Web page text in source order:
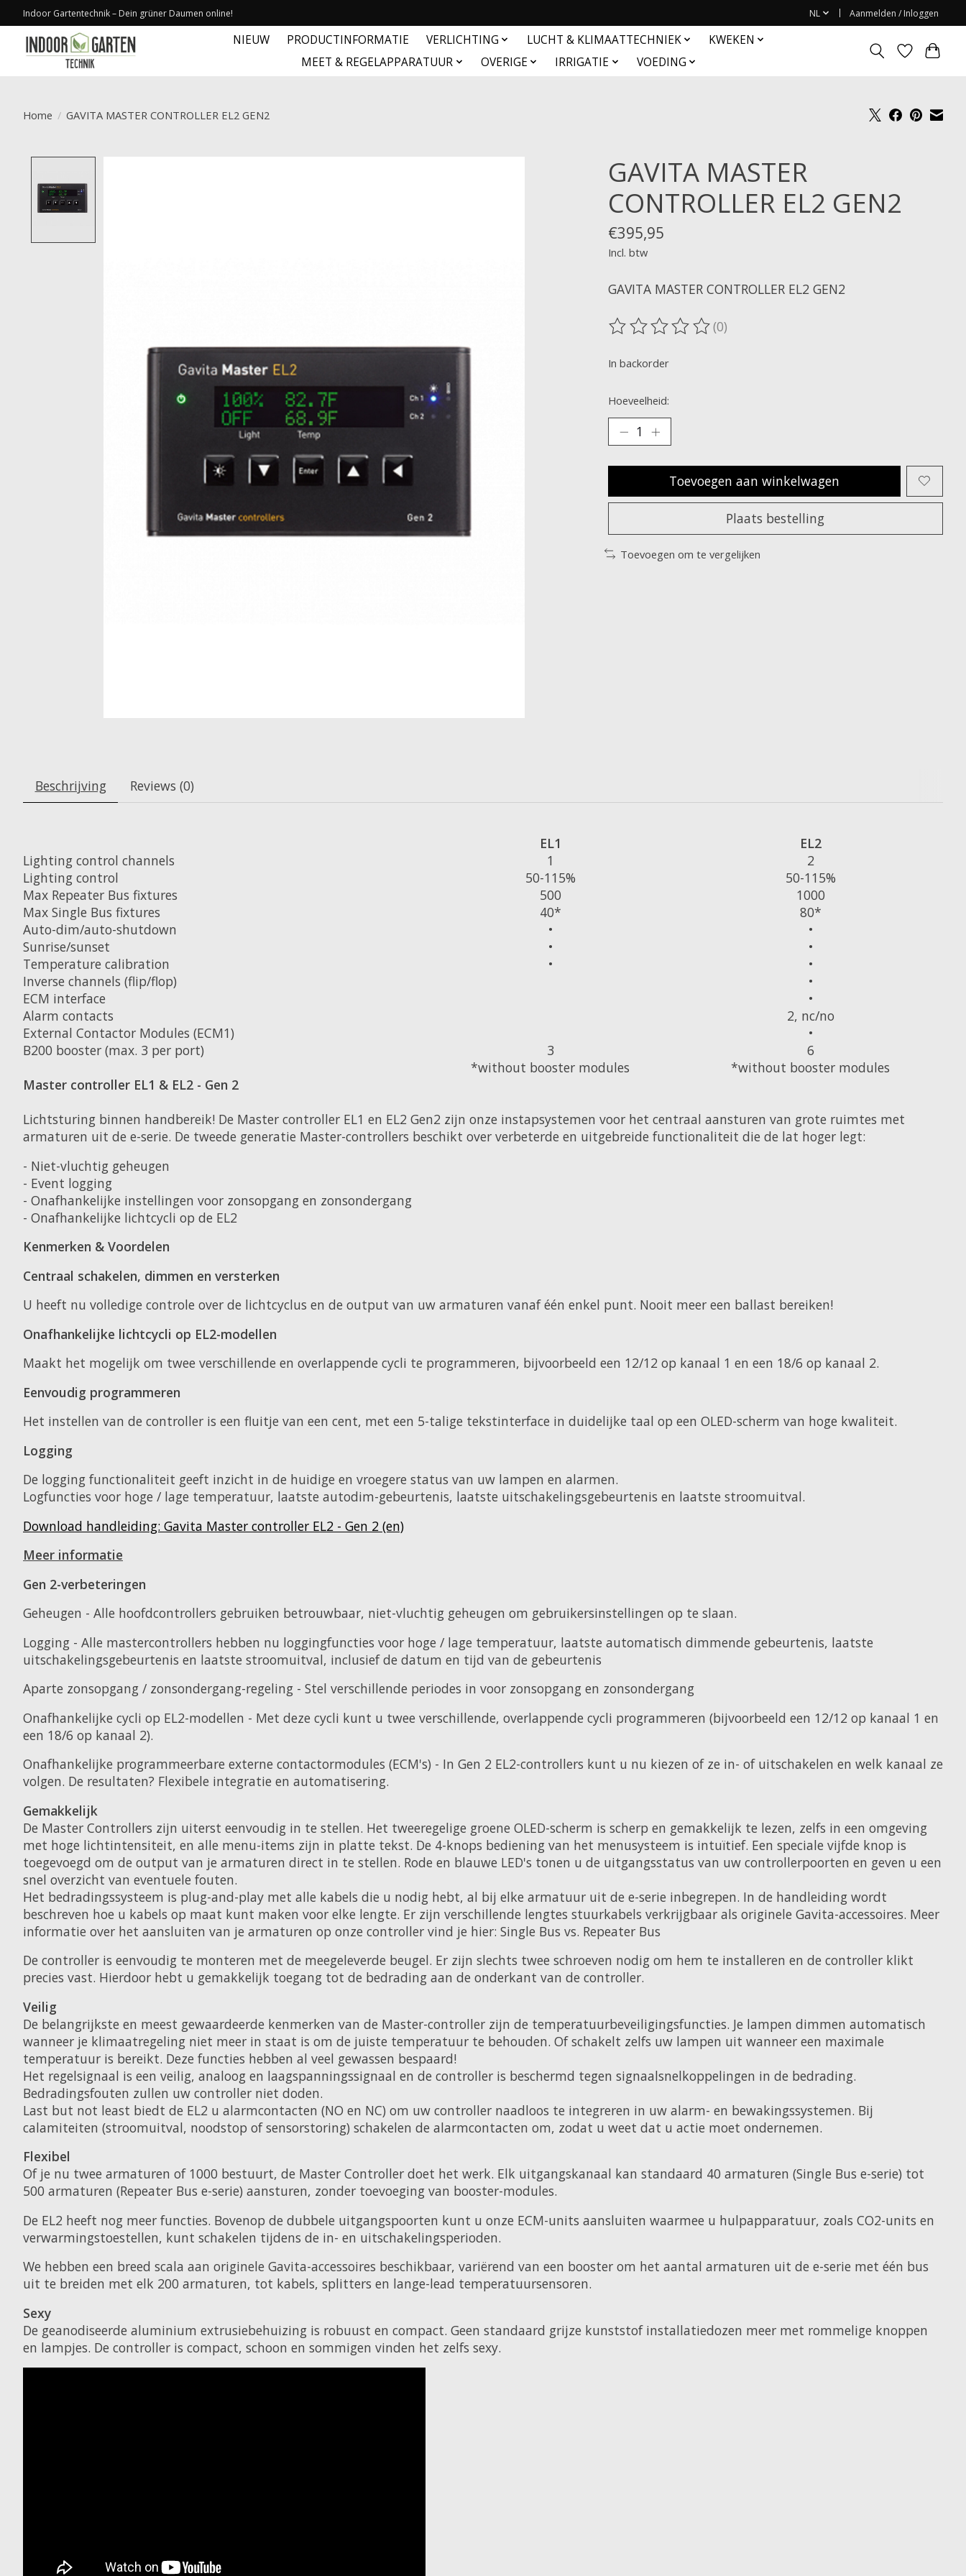
Indoor Gartentechnik – Dein grüner Daumen online! NL Aanmelden / Inloggen
NIEUW PRODUCTINFORMATIE VERLICHTING LUCHT & KLIMAATTECHNIEK
KWEKEN
MEET & REGELAPPARATUUR
OVERIGE IRRIGATIE VOEDING
Home / GAVITA MASTER CONTROLLER EL2 GEN2
GAVITA MASTER
CONTROLLER EL2 GEN2
€395,95
Incl. btw
GAVITA MASTER CONTROLLER EL2 GEN2
De beoordeling van dit product is
(0)
In backorder
Hoeveelheid:
Toevoegen aan winkelwagen
Plaats bestelling
Toevoegen om te vergelijken
Beschrijving Reviews (0)
EL1
EL2
Lighting control channels
1
2
Lighting control
50-115%
50-115%
Max Repeater Bus fixtures
500
1000
Max Single Bus fixtures
40*
80*
Auto-dim/auto-shutdown
•
•
Sunrise/sunset
•
•
Temperature calibration
•
•
Inverse channels (flip/flop)
•
ECM interface
•
Alarm contacts
2, nc/no
External Contactor Modules (ECM1)
•
B200 booster (max. 3 per port)
3
6
*without booster modules
*without booster modules
Master controller EL1 & EL2 - Gen 2
Lichtsturing binnen handbereik! De Master controller EL1 en EL2 Gen2 zijn onze instapsystemen voor het centraal aansturen van grote ruimtes met
armaturen uit de e-serie. De tweede generatie Master-controllers beschikt over verbeterde en uitgebreide functionaliteit die de lat hoger legt:
- Niet-vluchtig geheugen
- Event logging
- Onafhankelijke instellingen voor zonsopgang en zonsondergang
- Onafhankelijke lichtcycli op de EL2
Kenmerken & Voordelen
Centraal schakelen, dimmen en versterken
U heeft nu volledige controle over de lichtcyclus en de output van uw armaturen vanaf één enkel punt. Nooit meer een ballast bereiken!
Onafhankelijke lichtcycli op EL2-modellen
Maakt het mogelijk om twee verschillende en overlappende cycli te programmeren, bijvoorbeeld een 12/12 op kanaal 1 en een 18/6 op kanaal 2.
Eenvoudig programmeren
Het instellen van de controller is een fluitje van een cent, met een 5-talige tekstinterface in duidelijke taal op een OLED-scherm van hoge kwaliteit.
Logging
De logging functionaliteit geeft inzicht in de huidige en vroegere status van uw lampen en alarmen.
Logfuncties voor hoge / lage temperatuur, laatste autodim-gebeurtenis, laatste uitschakelingsgebeurtenis en laatste stroomuitval.
Download handleiding: Gavita Master controller EL2 - Gen 2 (en)
Meer informatie
Gen 2-verbeteringen
Geheugen - Alle hoofdcontrollers gebruiken betrouwbaar, niet-vluchtig geheugen om gebruikersinstellingen op te slaan.
Logging - Alle mastercontrollers hebben nu loggingfuncties voor hoge / lage temperatuur, laatste automatisch dimmende gebeurtenis, laatste
uitschakelingsgebeurtenis en laatste stroomuitval, inclusief de datum en tijd van de gebeurtenis
Aparte zonsopgang / zonsondergang-regeling - Stel verschillende periodes in voor zonsopgang en zonsondergang
Onafhankelijke cycli op EL2-modellen - Met deze cycli kunt u twee verschillende, overlappende cycli programmeren (bijvoorbeeld een 12/12 op kanaal 1 en
een 18/6 op kanaal 2).
Onafhankelijke programmeerbare externe contactormodules (ECM's) - In Gen 2 EL2-controllers kunt u nu kiezen of ze in- of uitschakelen en welk kanaal ze
volgen. De resultaten? Flexibele integratie en automatisering.
Gemakkelijk
De Master Controllers zijn uiterst eenvoudig in te stellen. Het tweeregelige groene OLED-scherm is scherp en gemakkelijk te lezen, zelfs in een omgeving
met hoge lichtintensiteit, en alle menu-items zijn in platte tekst. De 4-knops bediening van het menusysteem is intuïtief. Een speciale vijfde knop is
toegevoegd om de output van je armaturen direct in te stellen. Rode en blauwe LED's tonen u de uitgangsstatus van uw controllerpoorten en geven u een
snel overzicht van eventuele fouten.
Het bedradingssysteem is plug-and-play met alle kabels die u nodig hebt, al bij elke armatuur uit de e-serie inbegrepen. In de handleiding wordt
beschreven hoe u kabels op maat kunt maken voor elke lengte. Er zijn verschillende lengtes stuurkabels verkrijgbaar als originele Gavita-accessoires. Meer
informatie over het aansluiten van je armaturen op onze controller vind je hier: Single Bus vs. Repeater Bus
De controller is eenvoudig te monteren met de meegeleverde beugel. Er zijn slechts twee schroeven nodig om hem te installeren en de controller klikt
precies vast. Hierdoor hebt u gemakkelijk toegang tot de bedrading aan de onderkant van de controller.
Veilig
De belangrijkste en meest gewaardeerde kenmerken van de Master-controller zijn de temperatuurbeveiligingsfuncties. Je lampen dimmen automatisch
wanneer je klimaatregeling niet meer in staat is om de juiste temperatuur te behouden. Of schakelt zelfs uw lampen uit wanneer een maximale
temperatuur is bereikt. Deze functies hebben al veel gewassen bespaard!
Het regelsignaal is een veilig, analoog en laagspanningssignaal en de controller is beschermd tegen signaalsnelkoppelingen in de bedrading.
Bedradingsfouten zullen uw controller niet doden.
Last but not least biedt de EL2 u alarmcontacten (NO en NC) om uw controller naadloos te integreren in uw alarm- en bewakingssystemen. Bij
calamiteiten (stroomuitval, noodstop of sensorstoring) schakelen de alarmcontacten om, zodat u weet dat u actie moet ondernemen.
Flexibel
Of je nu twee armaturen of 1000 bestuurt, de Master Controller doet het werk. Elk uitgangskanaal kan standaard 40 armaturen (Single Bus e-serie) tot
500 armaturen (Repeater Bus e-serie) aansturen, zonder toevoeging van booster-modules.
De EL2 heeft nog meer functies. Bovenop de dubbele uitgangspoorten kunt u onze ECM-units aansluiten waarmee u hulpapparatuur, zoals CO2-units en
verwarmingstoestellen, kunt schakelen tijdens de in- en uitschakelingsperioden.
We hebben een breed scala aan originele Gavita-accessoires beschikbaar, variërend van een booster om het aantal armaturen uit de e-serie met één bus
uit te breiden met elk 200 armaturen, tot kabels, splitters en lange-lead temperatuursensoren.
Sexy
De geanodiseerde aluminium extrusiebehuizing is robuust en compact. Geen standaard grijze kunststof installatiedozen meer met rommelige knoppen
en lampjes. De controller is compact, schoon en sommigen vinden het zelfs sexy.